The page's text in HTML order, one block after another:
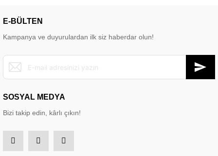
E-BÜLTEN
Kampanya ve duyurulardan ilk siz haberdar olun!
SOSYAL MEDYA
Bizi takip edin, kârlı çıkın!